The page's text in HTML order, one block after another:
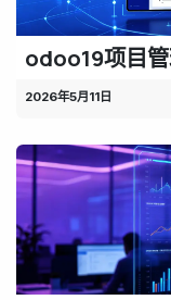
odoo19项目
2026年5月11日